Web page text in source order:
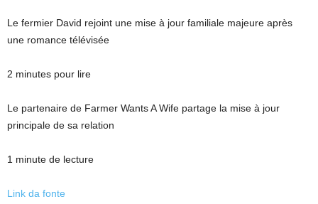
Le fermier David rejoint une mise à jour familiale majeure après
une romance télévisée
2 minutes pour lire
Le partenaire de Farmer Wants A Wife partage la mise à jour
principale de sa relation
1 minute de lecture
Link da fonte